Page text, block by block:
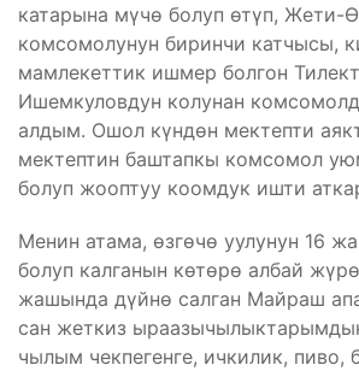
катарына мүчө болуп өтүп, Жети-
комсомолунун биринчи катчысы,
мамлекеттик ишмер болгон
Ишемкуловдун колунан
алдым. Ошол күндөн мектепти
мектептин баштапкы комсомол
болуп жооптуу коомдук ишти
Менин атама, өзгөчө уулунун 16
болуп калганын көтөрө албай
жашында дүйнө салган Майраш
сан жеткиз
чылым чекпегенге, ичкилик, пиво,